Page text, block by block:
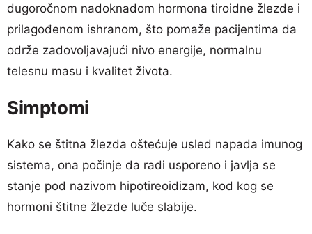
dugoročnom nadoknadom hormona tiroidne žlezde i
prilagođenom ishranom, što pomaže pacijentima da
održe zadovoljavajući nivo energije, normalnu
telesnu masu i kvalitet života.
Simptomi
Kako se štitna žlezda oštećuje usled napada imunog
sistema, ona počinje da radi usporeno i javlja se
stanje pod nazivom hipotireoidizam, kod kog se
hormoni štitne žlezde luče slabije.